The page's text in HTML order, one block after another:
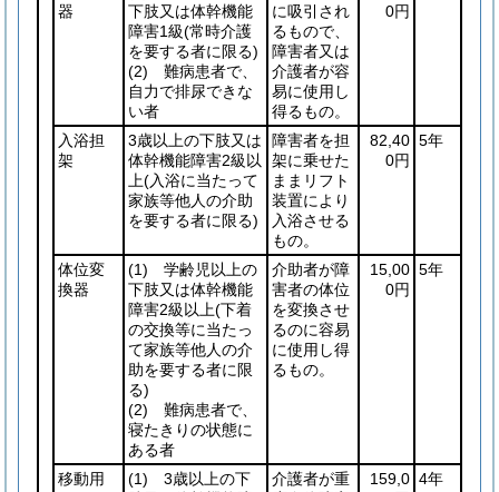
器
下肢又は体幹機能
障害1級(常時介護
を要する者に限る)
(2) 難病患者で、
自力で排尿できな
い者
に吸引され
るもので、
障害者又は
介護者が容
易に使用し
得るもの。
0円
入浴担
架
3歳以上の下肢又は
体幹機能障害2級以
上(入浴に当たって
家族等他人の介助
を要する者に限る)
障害者を担
架に乗せた
ままリフト
装置により
入浴させる
もの。
82,40
0円
5年
体位変
換器
(1) 学齢児以上の
下肢又は体幹機能
障害2級以上(下着
の交換等に当たっ
て家族等他人の介
助を要する者に限
る)
(2) 難病患者で、
寝たきりの状態に
ある者
介助者が障
害者の体位
を変換させ
るのに容易
に使用し得
るもの。
15,00
0円
5年
移動用
(1) 3歳以上の下
介護者が重
159,0 4年